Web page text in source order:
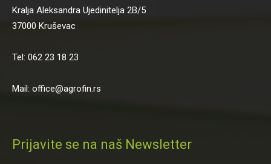
Kralja Aleksandra Ujedinitelja 2B/5
37000 Kruševac
Tel: 062 23 18 23
Mail: office@agrofin.rs
Prijavite se na naš Newsletter